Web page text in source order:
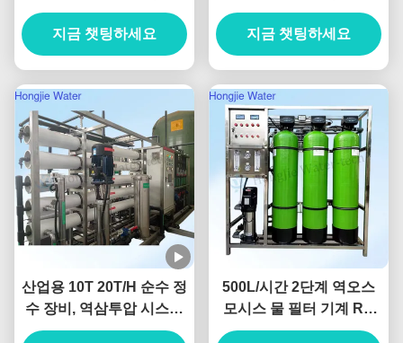
Pure Water System For
The Lithium Battery
Industry
지금 챗팅하세요
및 순수 물 장비에 대한 2
년 보증
지금 챗팅하세요
산업용 10T 20T/H 순수 정
수 장비, 역삼투압 시스템
및 Dow 멤브레인 포함
500L/시간 2단계 역오스
모시스 물 필터 기계 RO
식수 시스템 380V